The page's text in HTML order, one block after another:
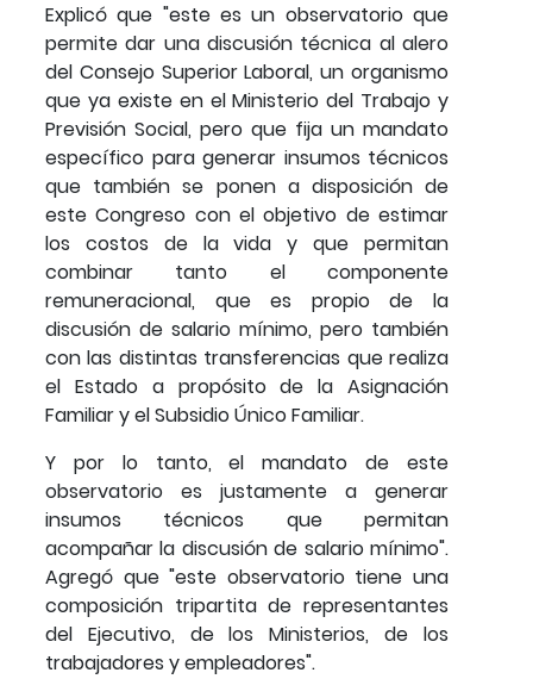
Explicó que "este es un observatorio que
permite dar una discusión técnica al alero
del Consejo Superior Laboral, un organismo
que ya existe en el Ministerio del Trabajo y
Previsión Social, pero que fija un mandato
específico para generar insumos técnicos
que también se ponen a disposición de
este Congreso con el objetivo de estimar
los costos de la vida y que permitan
combinar tanto el componente
remuneracional, que es propio de la
discusión de salario mínimo, pero también
con las distintas transferencias que realiza
el Estado a propósito de la Asignación
Familiar y el Subsidio Único Familiar.
Y por lo tanto, el mandato de este
observatorio es justamente a generar
insumos técnicos que permitan
acompañar la discusión de salario mínimo".
Agregó que "este observatorio tiene una
composición tripartita de representantes
del Ejecutivo, de los Ministerios, de los
trabajadores y empleadores".